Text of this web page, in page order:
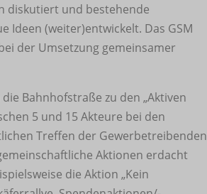
diskutiert und bestehende
Ideen (weiter)entwickelt. Das GSM
der Umsetzung gemeinsamer
Bahnhofstraße zu den „Aktiven
5 und 15 Akteure bei den
Treffen der Gewerbetreibenden
Aktionen erdacht
die Aktion „Kein